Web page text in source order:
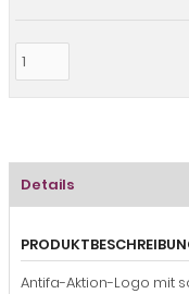
Details
Antifa-Aktion-Logo mit